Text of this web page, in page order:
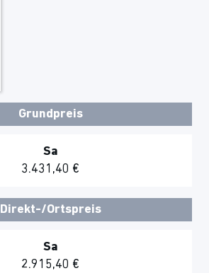
Grundpreis
Sa
3.431,40 €
Direkt-/Ortspreis
Sa
2.915,40 €